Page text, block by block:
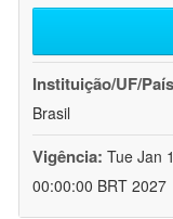
Instituição/UF/
Brasil
Vigência: Tue Jan
00:00:00 BRT 2027